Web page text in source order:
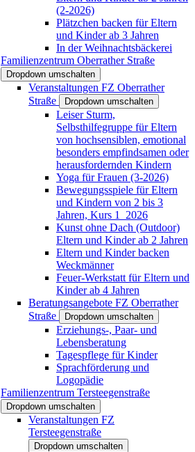
(2-2026)
Plätzchen backen für Eltern
und Kinder ab 3 Jahren
In der Weihnachtsbäckerei
Familienzentrum Oberrather Straße
Dropdown umschalten
Veranstaltungen FZ Oberrather
Straße
Dropdown umschalten
Leiser Sturm,
Selbsthilfegruppe für Eltern
von hochsensiblen, emotional
besonders empfindsamen oder
herausfordernden Kindern
Yoga für Frauen (3-2026)
Bewegungsspiele für Eltern
und Kindern von 2 bis 3
Jahren, Kurs 1_2026
Kunst ohne Dach (Outdoor)
Eltern und Kinder ab 2 Jahren
Eltern und Kinder backen
Weckmänner
Feuer-Werkstatt für Eltern und
Kinder ab 4 Jahren
Beratungsangebote FZ Oberrather
Straße
Dropdown umschalten
Erziehungs-, Paar- und
Lebensberatung
Tagespflege für Kinder
Sprachförderung und
Logopädie
Familienzentrum Tersteegenstraße
Dropdown umschalten
Veranstaltungen FZ
Tersteegenstraße
Dropdown umschalten